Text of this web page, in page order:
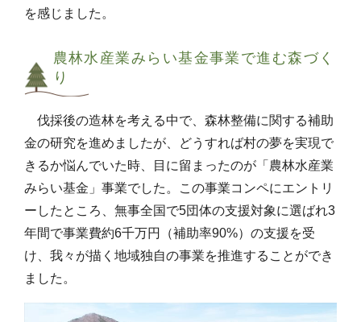
を感じました。
農林水産業みらい基金事業で進む森づく
り
伐採後の造林を考える中で、森林整備に関する補助
金の研究を進めましたが、どうすれば村の夢を実現で
きるか悩んでいた時、目に留まったのが「農林水産業
みらい基金」事業でした。この事業コンペにエントリ
ーしたところ、無事全国で5団体の支援対象に選ばれ3
年間で事業費約6千万円（補助率90%）の支援を受
け、我々が描く地域独自の事業を推進することができ
ました。